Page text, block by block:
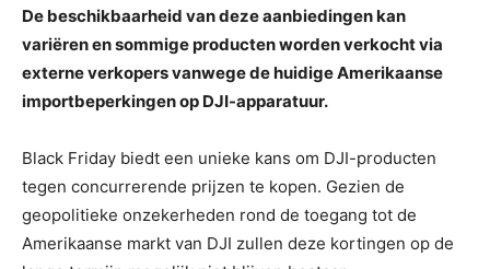
De beschikbaarheid van deze aanbiedingen kan
variëren en sommige producten worden verkocht via
externe verkopers vanwege de huidige Amerikaanse
importbeperkingen op DJI-apparatuur.
Black Friday biedt een unieke kans om DJI-producten
tegen concurrerende prijzen te kopen. Gezien de
geopolitieke onzekerheden rond de toegang tot de
Amerikaanse markt van DJI zullen deze kortingen op de